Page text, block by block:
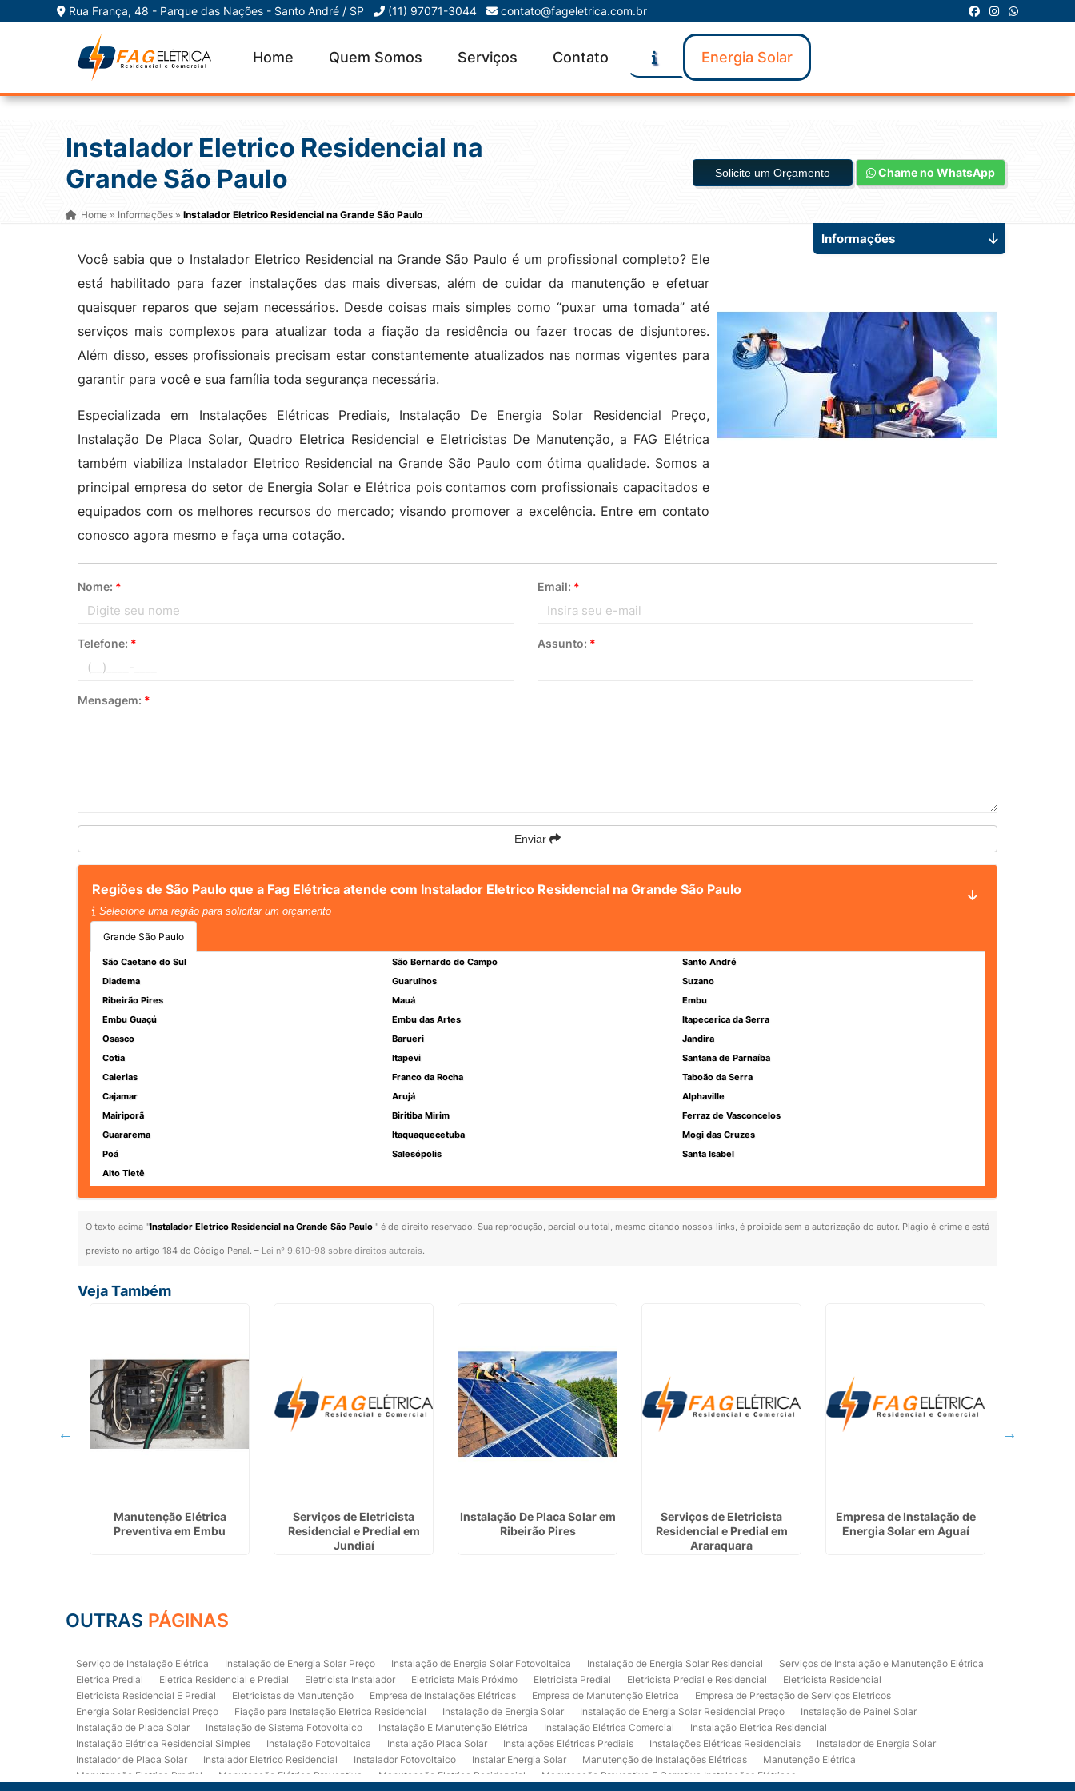
Rua França, 48 - Parque das Nações - Santo André / SP (11) 97071-3044 contato@fageletrica.com.br
Home Quem Somos Serviços Contato Energia Solar
Instalador Eletrico Residencial na
Grande São Paulo
Home » Informações » Instalador Eletrico Residencial na Grande São Paulo
Solicite um Orçamento Chame no WhatsApp
Você sabia que o Instalador Eletrico Residencial na Grande São Paulo é um profissional completo? Ele
está habilitado para fazer instalações das mais diversas, além de cuidar da manutenção e efetuar
quaisquer reparos que sejam necessários. Desde coisas mais simples como “puxar uma tomada” até
serviços mais complexos para atualizar toda a fiação da residência ou fazer trocas de disjuntores.
Além disso, esses profissionais precisam estar constantemente atualizados nas normas vigentes para
garantir para você e sua família toda segurança necessária.
Especializada em Instalações Elétricas Prediais, Instalação De Energia Solar Residencial Preço,
Instalação De Placa Solar, Quadro Eletrica Residencial e Eletricistas De Manutenção, a FAG Elétrica
também viabiliza Instalador Eletrico Residencial na Grande São Paulo com ótima qualidade. Somos a
principal empresa do setor de Energia Solar e Elétrica pois contamos com profissionais capacitados e
equipados com os melhores recursos do mercado; visando promover a excelência. Entre em contato
conosco agora mesmo e faça uma cotação.
Nome: * Email: *
Telefone: * Assunto: *
Mensagem: *
Enviar
Regiões de São Paulo que a Fag Elétrica atende com Instalador Eletrico Residencial na Grande São Paulo
Selecione uma região para solicitar um orçamento
Grande São Paulo
São Caetano do Sul São Bernardo do Campo
Santo André
Diadema
Guarulhos
Suzano
Ribeirão Pires
Mauá
Embu
Embu Guaçú
Embu das Artes
Itapecerica da Serra
Osasco
Barueri
Jandira
Cotia
Itapevi
Santana de Parnaíba
Caierias
Franco da Rocha
Taboão da Serra
Cajamar
Arujá
Alphaville
Mairiporã
Biritiba Mirim
Ferraz de Vasconcelos
Guararema
Itaquaquecetuba
Mogi das Cruzes
Poá
Salesópolis
Santa Isabel
Alto Tietê
O texto acima "Instalador Eletrico Residencial na Grande São Paulo" é de direito reservado. Sua reprodução, parcial ou total, mesmo citando nossos links, é proibida sem a autorização do autor. Plágio é crime e está
previsto no artigo 184 do Código Penal. – Lei n° 9.610-98 sobre direitos autorais.
Informações
Veja Também
Manutenção Elétrica
Preventiva em Embu
Serviços de Eletricista
Residencial e Predial em
Jundiaí
Instalação De Placa Solar em
Ribeirão Pires
Serviços de Eletricista
Residencial e Predial em
Araraquara
Empresa de Instalação de
Energia Solar em Aguaí
OUTRAS PÁGINAS
Serviço de Instalação Elétrica Instalação de Energia Solar Preço Instalação de Energia Solar Fotovoltaica Instalação de Energia Solar Residencial
Serviços de Instalação e Manutenção Elétrica
Eletrica Predial
Eletrica Residencial e Predial Eletricista Instalador Eletricista Mais Próximo Eletricista Predial Eletricista Predial e Residencial
Eletricista Residencial
Eletricista Residencial E Predial
Eletricistas de Manutenção Empresa de Instalações Elétricas Empresa de Manutenção Eletrica
Empresa de Prestação de Serviços Eletricos
Energia Solar Residencial Preço
Fiação para Instalação Eletrica Residencial Instalação de Energia Solar Instalação de Energia Solar Residencial Preço
Instalação de Painel Solar
Instalação de Placa Solar
Instalação de Sistema Fotovoltaico Instalação E Manutenção Elétrica Instalação Elétrica Comercial
Instalação Eletrica Residencial
Instalação Elétrica Residencial Simples
Instalação Fotovoltaica Instalação Placa Solar Instalações Elétricas Prediais Instalações Elétricas Residenciais
Instalador de Energia Solar
Instalador de Placa Solar
Instalador Eletrico Residencial Instalador Fotovoltaico Instalar Energia Solar Manutenção de Instalações Elétricas
Manutenção Elétrica
Manutenção Eletrica Predial
Manutenção Elétrica Preventiva Manutenção Eletrica Residencial
Manutenção Preventiva E Corretiva Instalações Elétricas